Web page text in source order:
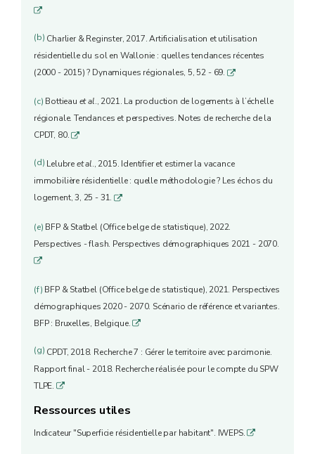
q
(b) Charlier & Reginster, 2017. Artificialisation et utilisation
résidentielle du sol en Wallonie : quelles tendances récentes
(2000 - 2015) ? Dynamiques régionales, 5, 52 - 69. q
(c) Bottieau et al., 2021. La production de logements à l’échelle
régionale. Tendances et perspectives. Notes de recherche de la
CPDT, 80.q
(d) Lelubreet al., 2015. Identifier et estimer la vacance
immobilière résidentielle : quelle méthodologie ? Les échos du
logement, 3, 25 - 31.q
(e) BFP & Statbel (Office belge de statistique), 2022.
Perspectives - flash. Perspectives démographiques 2021 - 2070.
q
(f) BFP & Statbel (Office belge de statistique), 2021. Perspectives
démographiques 2020 - 2070. Scénario de référence et variantes.
BFP : Bruxelles, Belgique.q
(g) CPDT, 2018. Recherche 7 : Gérer le territoire avec parcimonie.
Rapport final - 2018. Recherche réalisée pour le compte du SPW
TLPE. q
Ressources utiles
Indicateur "Superficie résidentielle par habitant". IWEPS. q